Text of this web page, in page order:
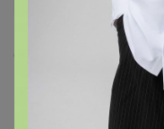
6 июля, 2020 14:36
Без подкладки